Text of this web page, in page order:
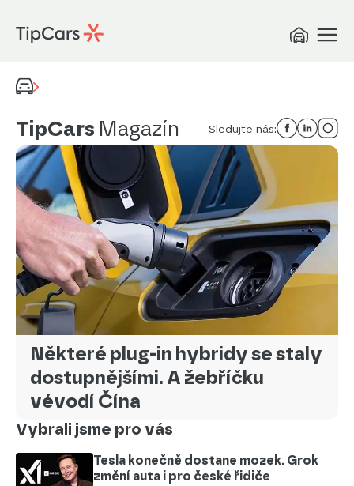
TipCars Magazín Sledujte nás:
Některé plug-in hybridy se staly
dostupnějšími. A žebříčku
vévodí Čína
Vybrali jsme pro vás
Tesla konečně dostane mozek. Grok
změní auta i pro české řidiče